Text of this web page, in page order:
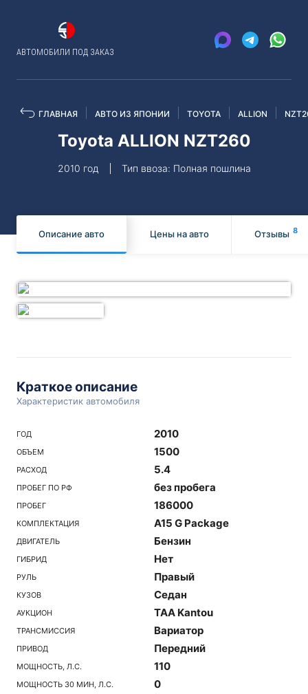
АВТОМОБИЛИ ПОД ЗАКАЗ
ГЛАВНАЯ АВТО ИЗ ЯПОНИИ TOYOTA ALLION
Toyota ALLION NZT260
2010 год Тип ввоза: Полная пошлина
Описание авто Цены на авто Отзывы 8
Краткое описание
Характеристик автомобиля
ГОД 2010
ОБЪЕМ 1500
РАСХОД 5.4
ПРОБЕГ ПО РФ без пробега
ПРОБЕГ 186000
КОМПЛЕКТАЦИЯ A15 G Package
ДВИГАТЕЛЬ Бензин
ГИБРИД Нет
РУЛЬ Правый
КУЗОВ Седан
АУКЦИОН TAA Kantou
ТРАНСМИССИЯ Вариатор
ПРИВОД Передний
МОЩНОСТЬ, Л.С. 110
МОЩНОСТЬ 30 МИН, Л.С. 0